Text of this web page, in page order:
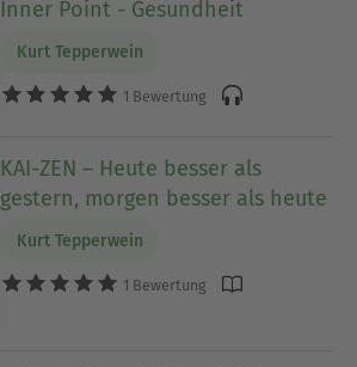
Inner Point - Gesundheit
Kurt Tepperwein
1 Bewertung
KAI-ZEN – Heute besser als
gestern, morgen besser als heute
Kurt Tepperwein
1 Bewertung